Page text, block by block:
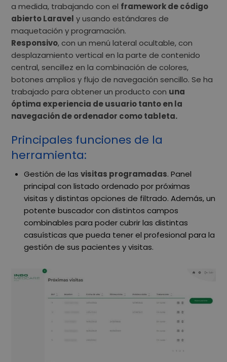
a medida, trabajando con el framework de código
abierto Laravel y usando estándares de
maquetación y programación.
Responsivo, con un menú lateral ocultable, con
desplazamiento vertical en la parte de contenido
central, sencillez en la combinación de colores,
botones amplios y flujo de navegación sencillo. Se ha
trabajado para obtener un producto con una
óptima experiencia de usuario tanto en la
navegación de ordenador como tableta.
Principales funciones de la
herramienta:
Gestión de lasvisitas programadas. Panel
principal con listado ordenado por próximas
visitas y distintas opciones de filtrado. Además, un
potente buscador con distintos campos
combinables para poder cubrir las distintas
casuísticas que pueda tener el profesional para la
gestión de sus pacientes y visitas.